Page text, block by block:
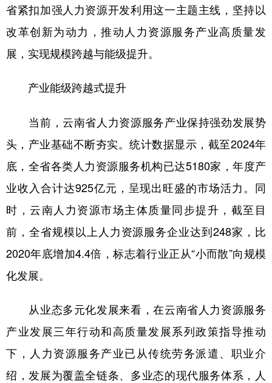
省紧扣加强人力资源开发利用这一主题主线，坚持以
改革创新为动力，推动人力资源服务产业高质量发
展，实现规模跨越与能级提升。
产业能级跨越式提升
当前，云南省人力资源服务产业保持强劲发展势
头，产业基础不断夯实。统计数据显示，截至2024年
底，全省各类人力资源服务机构已达5180家，年度产
业收入合计达925亿元，呈现出旺盛的市场活力。同
时，云南人力资源市场主体质量同步提升，截至目
前，全省规模以上人力资源服务企业达到248家，比
2020年底增加4.4倍，标志着行业正从“小而散”向规模
化发展。
从业态多元化发展来看，在云南省人力资源服务
产业发展三年行动和高质量发展系列政策指导推动
下，人力资源服务产业已从传统劳务派遣、职业介
绍，发展为覆盖全链条、多业态的现代服务体系，人